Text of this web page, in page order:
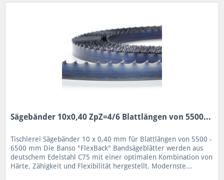
Sägebänder 10x0,40 ZpZ=4/6 Blattlängen von 5500...
Tischlerei Sägebänder 10 x 0,40 mm für Blattlängen von 5500 -
6500 mm Die Banso "FlexBack" Bandsägeblätter werden aus
deutschem Edelstahl C75 mit einer optimalen Kombination von
Härte, Zähigkeit und Flexibilität hergestellt. Modernste...